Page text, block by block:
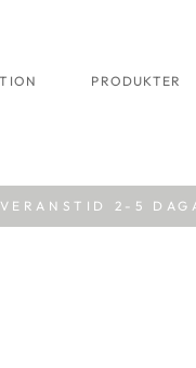
PRODUKTER
2-5